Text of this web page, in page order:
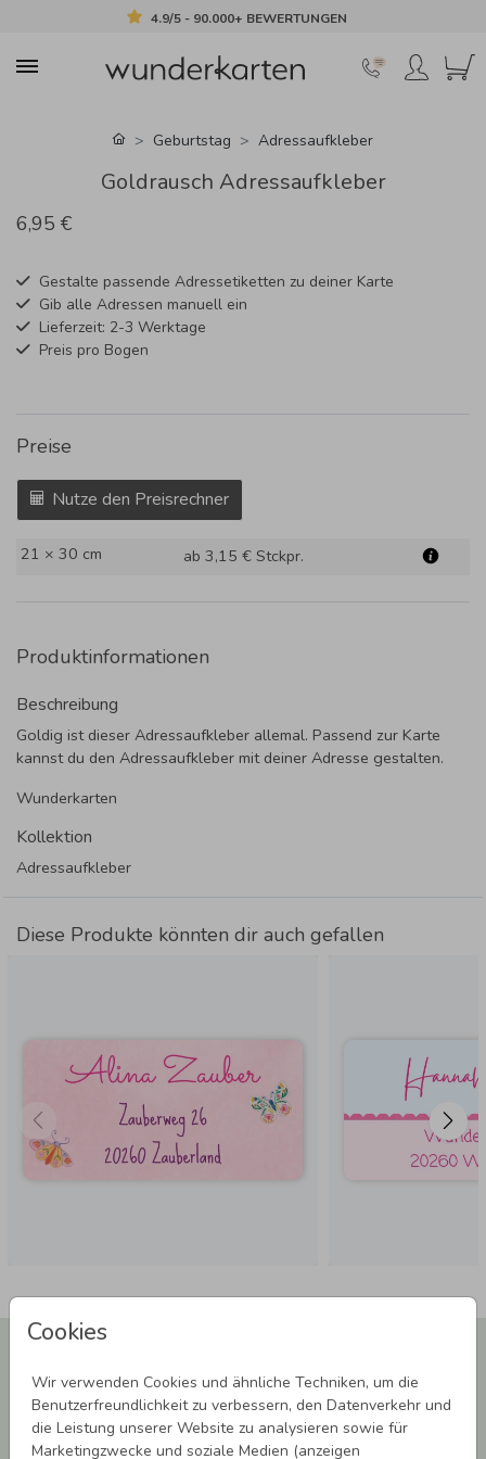
4.9/5 - 90.000+ BEWERTUNGEN
Cookies
Wir verwenden Cookies und ähnliche Techniken, um die
Benutzerfreundlichkeit zu verbessern, den Datenverkehr und
die Leistung unserer Website zu analysieren sowie für
Marketingzwecke und soziale Medien (anzeigen
Geburtstag Adressaufkleber
Goldrausch Adressaufkleber
6,95 €
Gestalte passende Adressetiketten zu deiner Karte
Gib alle Adressen manuell ein
Lieferzeit: 2-3 Werktage
Preis pro Bogen
Preise
Nutze den Preisrechner
21 × 30 cm ab 3,15 € Stckpr.
Produktinformationen
Beschreibung
Goldig ist dieser Adressaufkleber allemal. Passend zur Karte
kannst du den Adressaufkleber mit deiner Adresse gestalten.
Wunderkarten
Kollektion
Adressaufkleber
Diese Produkte könnten dir auch gefallen
Newsletter abonnieren und 5,00 € Rabatt**
Melde Dich zu unserem Newsletter an und bleibe auf dem
Laufenden.